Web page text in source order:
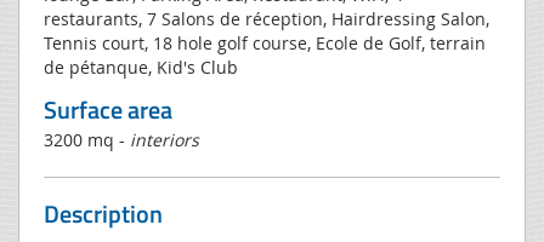
restaurants, 7 Salons de réception, Hairdressing Salon,
Tennis court, 18 hole golf course, Ecole de Golf, terrain
de pétanque, Kid's Club
Surface area
3200 mq - interiors
Description